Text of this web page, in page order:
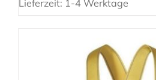
Lieferzeit: 1-4 Werktage